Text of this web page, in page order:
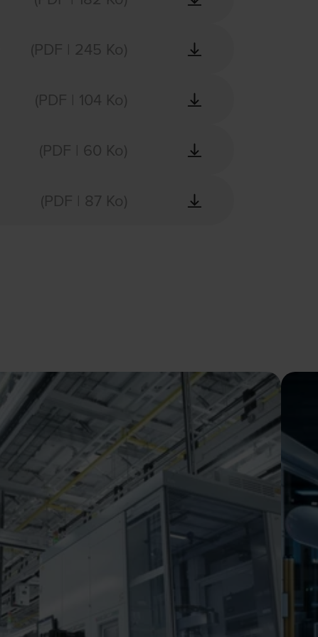
(PDF | 245 Ko)
(PDF | 104 Ko)
(PDF | 60 Ko)
(PDF | 87 Ko)